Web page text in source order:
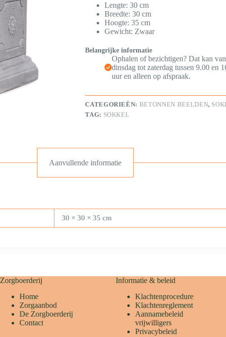
Lengte: 30 cm
Breedte: 30 cm
Hoogte: 35 cm
Gewicht: Zwaar
Belangrijke informatie
Ophalen of bezichtigen? Dat kan van
dinsdag tot zaterdag tussen 9.00 en
uur en alleen op afspraak.
CATEGORIEËN: BETONNEN BEELDEN,
TAG: SOKKEL
Aanvullende informatie
30 × 30 × 35 cm
Zorgboerderij
Home
Zorgaanbod
De Zorgboerderij
Contact
Informatie & beleid
Klachtenprocedure
Klachtenreglement
Aannamebeleid
vrijwilligers
Privacybeleid